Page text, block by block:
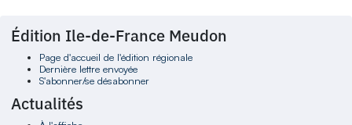
Édition Ile-de-France Meudon
Page d'accueil de l'édition régionale
Dernière lettre envoyée
S'abonner/se désabonner
Actualités